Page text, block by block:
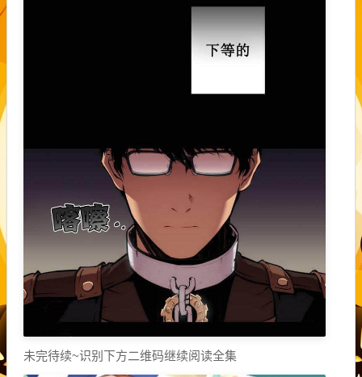
未完待续~识别下方二维码继续阅读全集